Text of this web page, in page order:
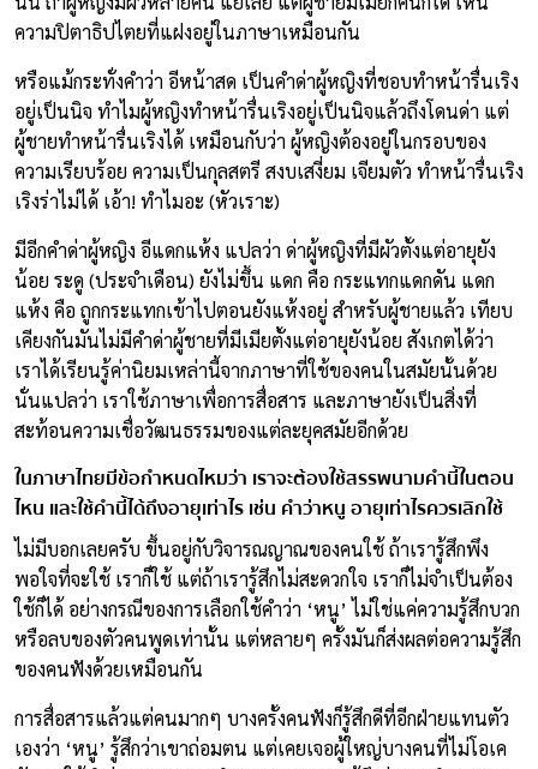
ความปิตาธิปไตยที่แฝงอยู่ในภาษาเหมือนกัน
หรือแม้กระทั่งคำว่า อีหน้าสด เป็นคำด่าผู้หญิงที่ชอบทำหน้ารื่นเริง
อยู่เป็นนิจ ทำไมผู้หญิงทำหน้ารื่นเริงอยู่เป็นนิจแล้วถึงโดนด่า แต่
ผู้ชายทำหน้ารื่นเริงได้ เหมือนกับว่า ผู้หญิงต้องอยู่ในกรอบของ
ความเรียบร้อย ความเป็นกุลสตรี สงบเสงี่ยม เจียมตัว ทำหน้ารื่นเริง
เริงร่าไม่ได้ เอ้า! ทำไมอะ (หัวเราะ)
มีอีกคำด่าผู้หญิง อีแดกแห้ง แปลว่า ด่าผู้หญิงที่มีผัวตั้งแต่อายุยัง
น้อย ระดู (ประจำเดือน) ยังไม่ขึ้น แดก คือ กระแทกแดกดัน แดก
แห้ง คือ ถูกกระแทกเข้าไปตอนยังแห้งอยู่ สำหรับผู้ชายแล้ว เทียบ
เคียงกันมันไม่มีคำด่าผู้ชายที่มีเมียตั้งแต่อายุยังน้อย สังเกตได้ว่า
เราได้เรียนรู้ค่านิยมเหล่านี้จากภาษาที่ใช้ของคนในสมัยนั้นด้วย
นั่นแปลว่า เราใช้ภาษาเพื่อการสื่อสาร และภาษายังเป็นสิ่งที่
สะท้อนความเชื่อวัฒนธรรมของแต่ละยุคสมัยอีกด้วย
ในภาษาไทยมีข้อกำหนดไหมว่า เราจะต้องใช้สรรพนามคำนี้ในตอน
ไหน และใช้คำนี้ได้ถึงอายุเท่าไร เช่น คำว่าหนู อายุเท่าไรควรเลิกใช้
ไม่มีบอกเลยครับ ขึ้นอยู่กับวิจารณญาณของคนใช้ ถ้าเรารู้สึกพึง
พอใจที่จะใช้ เราก็ใช้ แต่ถ้าเรารู้สึกไม่สะดวกใจ เราก็ไม่จำเป็นต้อง
ใช้ก็ได้ อย่างกรณีของการเลือกใช้คำว่า ‘หนู’ ไม่ใช่แค่ความรู้สึกบวก
หรือลบของตัวคนพูดเท่านั้น แต่หลายๆ ครั้งมันก็ส่งผลต่อความรู้สึก
ของคนฟังด้วยเหมือนกัน
การสื่อสารแล้วแต่คนมากๆ บางครั้งคนฟังก็รู้สึกดีที่อีกฝ่ายแทนตัว
เองว่า ‘หนู’ รู้สึกว่าเขาถ่อมตน แต่เคยเจอผู้ใหญ่บางคนที่ไม่โอเค